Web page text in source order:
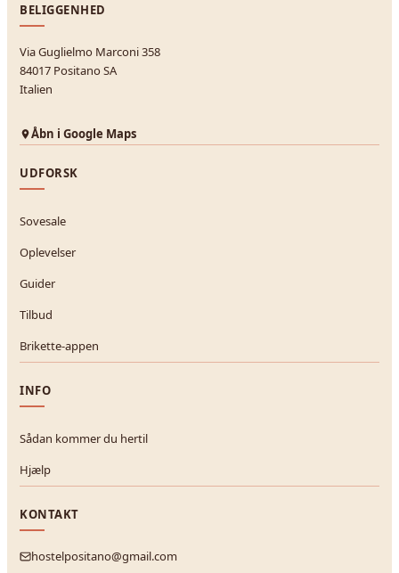
BELIGGENHED
Via Guglielmo Marconi 358
84017 Positano SA
Italien
Åbn i Google Maps
UDFORSK
Sovesale
Oplevelser
Guider
Tilbud
Brikette-appen
INFO
Sådan kommer du hertil
Hjælp
KONTAKT
hostelpositano@gmail.com